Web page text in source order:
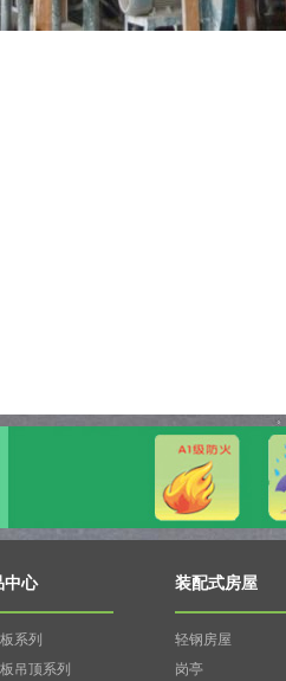
中心
系列
吊顶系列
装配式房屋
轻钢房屋
岗亭